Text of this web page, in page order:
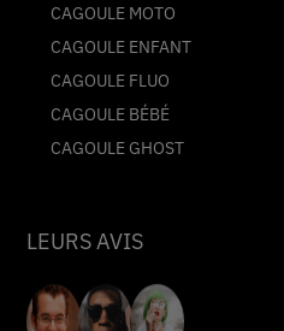
CAGOULE MOTO
CAGOULE ENFANT
CAGOULE FLUO
CAGOULE BÉBÉ
CAGOULE GHOST
LEURS AVIS